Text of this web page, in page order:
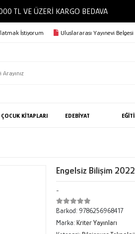
TL VE ÜZERİ KARGO BEDAVA
İstiyorum Uluslararası Yayınevi
ÇOCUK KİTAPLARI EDEBİYAT
Engelsiz Bilişim
-
Barkod: 9786256968417
Marka: Kriter Yayınları